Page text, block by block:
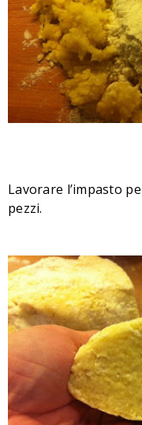
Lavorare l’impasto
pezzi.